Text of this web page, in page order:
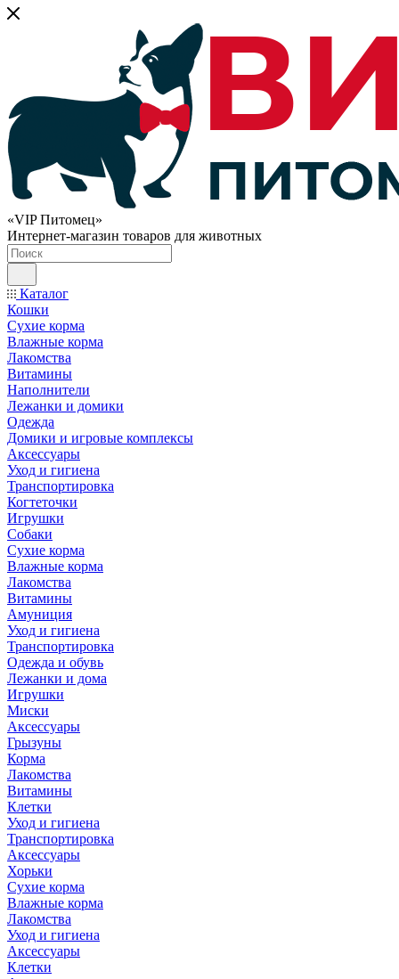
«VIP Питомец»
Интернет-магазин товаров для животных
Каталог
Кошки
Сухие корма
Влажные корма
Лакомства
Витамины
Наполнители
Лежанки и домики
Одежда
Домики и игровые комплексы
Аксессуары
Уход и гигиена
Транспортировка
Когтеточки
Игрушки
Собаки
Сухие корма
Влажные корма
Лакомства
Витамины
Амуниция
Уход и гигиена
Транспортировка
Одежда и обувь
Лежанки и дома
Игрушки
Миски
Аксессуары
Грызуны
Корма
Лакомства
Витамины
Клетки
Уход и гигиена
Транспортировка
Аксессуары
Хорьки
Сухие корма
Влажные корма
Лакомства
Уход и гигиена
Аксессуары
Клетки